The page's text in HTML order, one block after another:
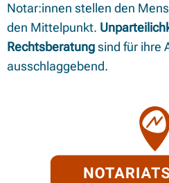
Notar:innen stellen den
den Mittelpunkt.
Rechtsberatungsind für ihre
ausschlaggebend.